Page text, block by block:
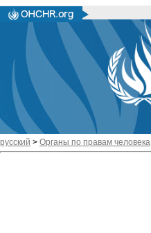
русский > Органы по правам человека